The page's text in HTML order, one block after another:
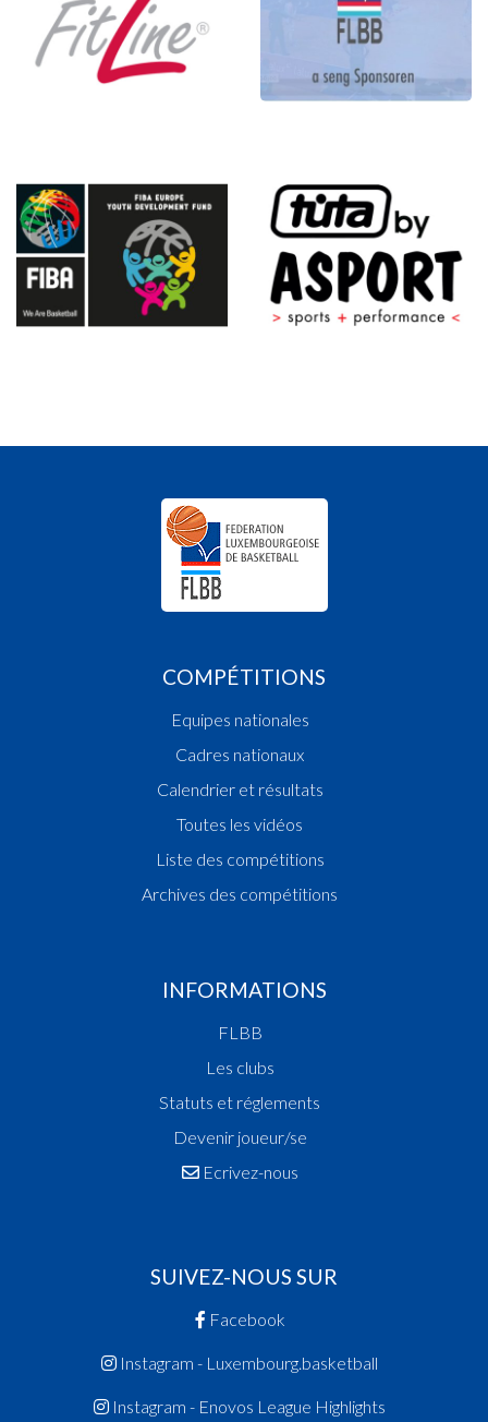
COMPÉTITIONS
Equipes nationales
Cadres nationaux
Calendrier et résultats
Toutes les vidéos
Liste des compétitions
Archives des compétitions
INFORMATIONS
FLBB
Les clubs
Statuts et réglements
Devenir joueur/se
Ecrivez-nous
SUIVEZ-NOUS SUR
Facebook
Instagram - Luxembourg.basketball
Instagram - Enovos League Highlights